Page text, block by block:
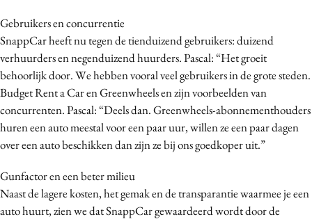
Gebruikers en concurrentie
SnappCar heeft nu tegen de tienduizend gebruikers: duizend
verhuurders en negenduizend huurders. Pascal: “Het groeit
behoorlijk door. We hebben vooral veel gebruikers in de grote steden.
Budget Rent a Car en Greenwheels en zijn voorbeelden van
concurrenten. Pascal: “Deels dan. Greenwheels-abonnementhouders
huren een auto meestal voor een paar uur, willen ze een paar dagen
over een auto beschikken dan zijn ze bij ons goedkoper uit.”
Gunfactor en een beter milieu
Naast de lagere kosten, het gemak en de transparantie waarmee je een
auto huurt, zien we dat SnappCar gewaardeerd wordt door de